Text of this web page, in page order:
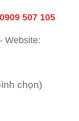
0909 507 105
Website:
chọn)